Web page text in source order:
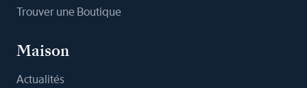
Trouver une Boutique
Maison
Actualités